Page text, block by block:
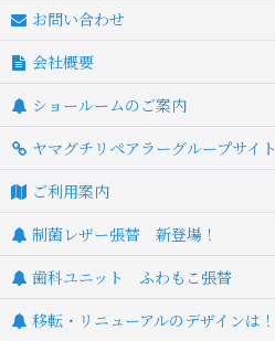
お問い合わせ
会社概要
ショールームのご案内
ヤマグチリペアラーグループサイト
ご利用案内
制菌レザー張替 新登場！
歯科ユニット ふわもこ張替
移転・リニューアルのデザインは！